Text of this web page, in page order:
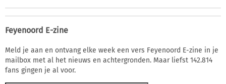
Feyenoord E-zine
Meld je aan en ontvang elke week een vers Feyenoord E-zine in je
mailbox met al het nieuws en achtergronden. Maar liefst 142.814
fans gingen je al voor.